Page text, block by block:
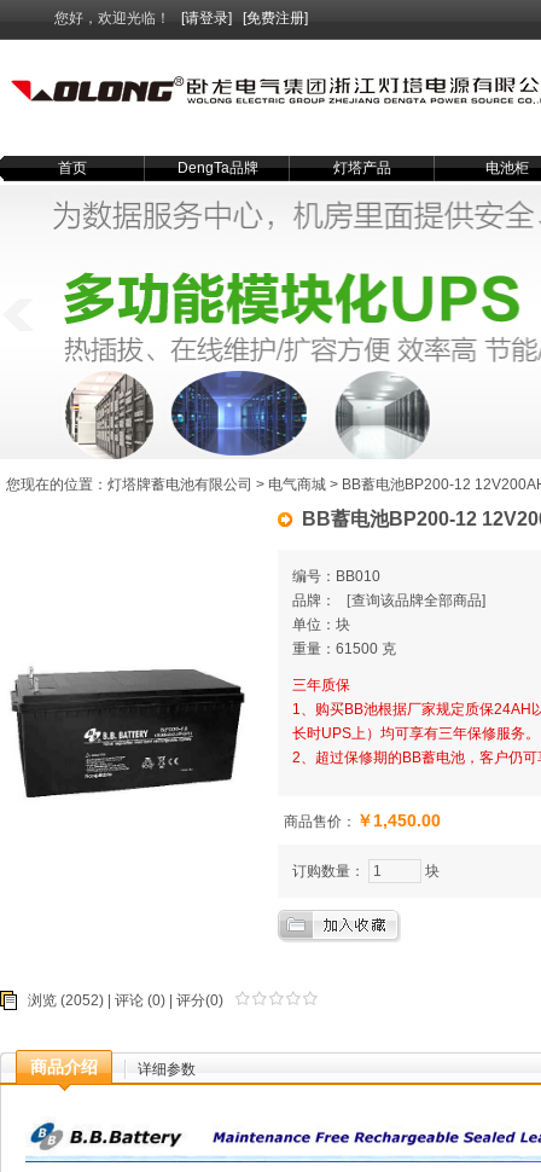
首页 DengTa品牌 灯塔产品 电池柜
您好，欢迎光临！ [请登录] [免费注册]
BB蓄电池BP200-12
编号：BB010
品牌：
[查询该品牌全部商品]
单位：块
重量：61500 克
三年质保
1、购买BB池根据厂家规定质保24AH
长时UPS上）均可享有三年保修服务。
2、超过保修期的BB蓄电池，客户仍
商品售价： ￥1,450.00
订购数量： 块
浏览 (2052) | 评论 (0) | 评分(0)
商品介绍 详细参数
您现在的位置： 灯塔牌蓄电池有限公司 > 电气商城 > BB蓄电池BP200-12